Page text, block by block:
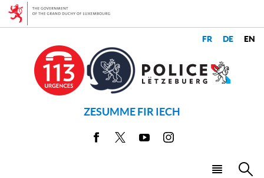
Go
Go
ZESUMME FIR IECH
Facebook YoutubeInstagram
WECHSELN